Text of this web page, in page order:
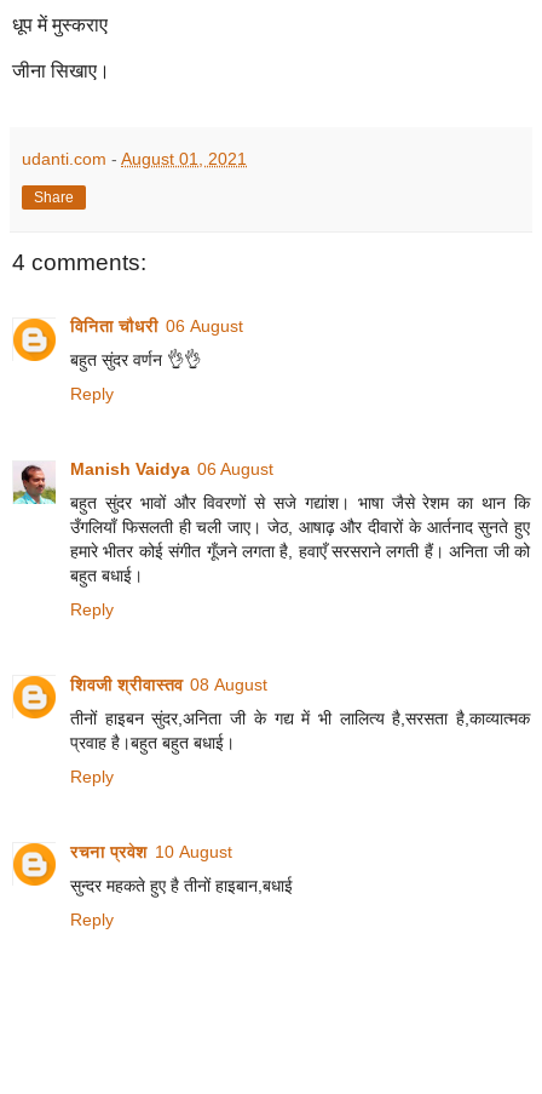
धूप में मुस्कराए
जीना सिखाए।
udanti.com - August 01, 2021
Share
4 comments:
विनिता चौधरी 06 August
बहुत सुंदर वर्णन 👌👌
Reply
Manish Vaidya 06 August
बहुत सुंदर भावों और विवरणों से सजे गद्यांश। भाषा जैसे रेशम का थान कि
उँगलियाँ फिसलती ही चली जाए। जेठ, आषाढ़ और दीवारों के आर्तनाद सुनते हुए
हमारे भीतर कोई संगीत गूँजने लगता है, हवाएँ सरसराने लगती हैं। अनिता जी को
बहुत बधाई।
Reply
शिवजी श्रीवास्तव 08 August
तीनों हाइबन सुंदर,अनिता जी के गद्य में भी लालित्य है,सरसता है,काव्यात्मक
प्रवाह है।बहुत बहुत बधाई।
Reply
रचना प्रवेश 10 August
सुन्दर महकते हुए है तीनों हाइबान,बधाई
Reply